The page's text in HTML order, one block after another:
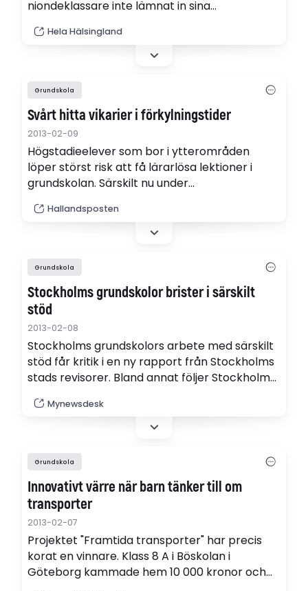
niondeklassare inte lämnat in sina
ändå från resten av landet. Här är de
yrkesförberedande programmen populära.
Hela Hälsingland
Grundskola
Svårt hitta vikarier i förkylningstider
2013-02-09
Högstadie­elever som bor i ytterområden
löper störst risk att få lärarlösa lektioner i
grundskolan. Särskilt nu under
hitta lämpliga vikarier i Halmstads kommuns
Hallandsposten
Grundskola
Stockholms grundskolor brister i särskilt
stöd
2013-02-08
Stockholms grundskolors arbete med särskilt
stöd får kritik i en ny rapport från Stockholms
stads revisorer. Bland annat följer Stockholms
stöd. Det skriver Miljöpartiet i ett
Mynewsdesk
Grundskola
Innovativt värre när barn tänker till om
transporter
2013-02-07
Projektet "Framtida transporter" har precis
korat en vinnare. Klass 8 A i Böskolan i
Göteborg kammade hem 10 000 kronor och